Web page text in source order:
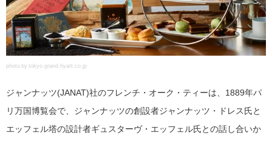
photo by tokyo.grand.hyatt.co.jp
ジャンナッツ(JANAT)社のフレンチ・オーク・ティーは、1889年パ
リ万国博覧会で、ジャンナッツの創設者ジャンナッツ・ドレス氏と
エッフェル塔の設計者ギュスターヴ・エッフェル氏との話し合いか